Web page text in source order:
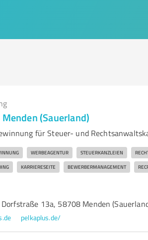
(Sauerland)
für Steuer- und
WERBEAGENTUR STEUERKANZLEIEN
KARRIERESEITE BEWERBERMANAGEMENT
13a, 58708 Menden
pelkaplus.de/